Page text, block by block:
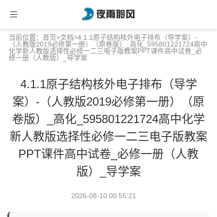
当前位置： 首页>文档>4.1.1原子结构核外电子排布（导学案）-
（人教版2019必修第一册）（原卷版）_高化_595801221724高中
化学新人教版选择性必修一二三电子版教案PPT课件高中试卷_必
修一册（人教版）_导学案
4.1.1原子结构核外电子排布（导学
案）-（人教版2019必修第一册）（原
卷版）_高化_595801221724高中化学
新人教版选择性必修一二三电子版教案
PPT课件高中试卷_必修一册（人教
版）_导学案
2026-08-10 00:55:21